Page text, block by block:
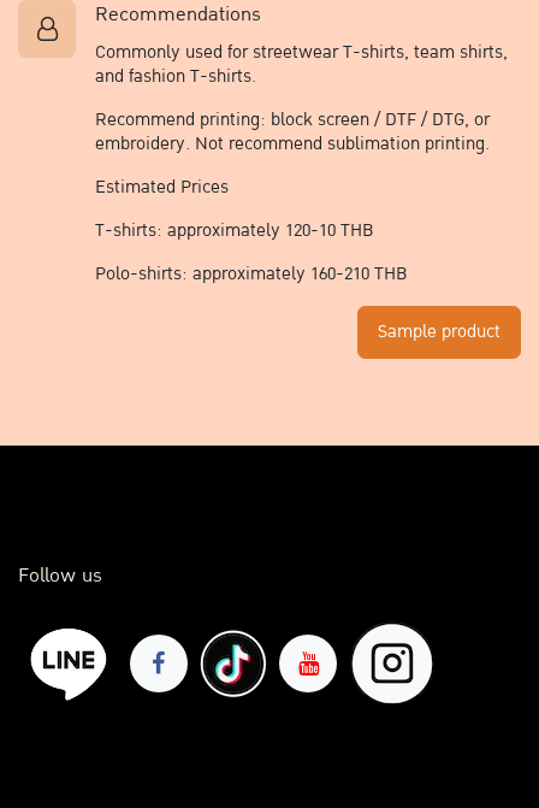
Recommendations​
Commonly used for streetwear T-shirts, team shirts,
and fashion T-shirts.
Recommend printing: block screen / DTF / DTG, or
embroidery. Not recommend sublimation printing.
Estimated Prices​
T-shirts: approximately 120-10 THB
Polo-shirts: approximately 160-210 THB ​
Sample product
Follow us